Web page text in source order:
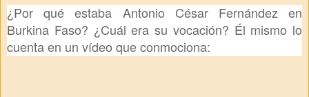
¿Por qué estaba Antonio César Fernández en
Burkina Faso? ¿Cuál era su vocación? Él mismo lo
cuenta en un vídeo que conmociona: